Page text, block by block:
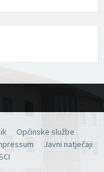
Općinske službe
Javni natječaji